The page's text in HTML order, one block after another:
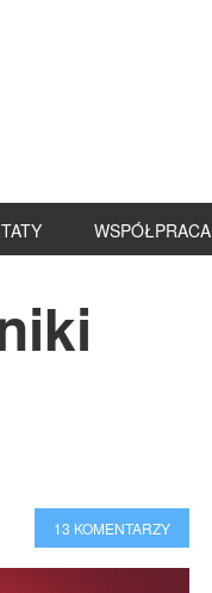
WSPÓŁPRACA
13 KOMENTARZY